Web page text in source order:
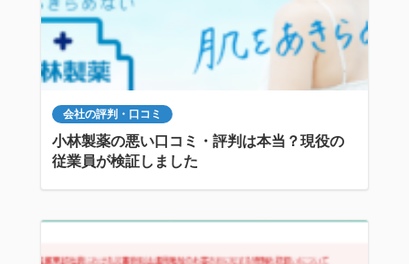
会社の評判・口コミ
小林製薬の悪い口コミ・評判は本当？現役の
従業員が検証しました